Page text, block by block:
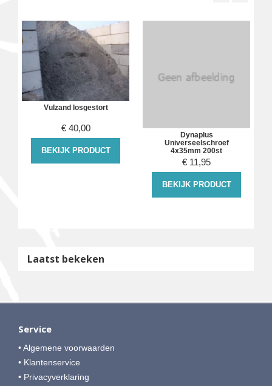
Vulzand losgestort
€ 40,00
BEKIJK PRODUCT
Dynaplus
Universeelschroef
4x35mm 200st
€ 11,95
BEKIJK PRODUCT
Laatst bekeken
Service
• Algemene voorwaarden
• Klantenservice
• Privacyverklaring